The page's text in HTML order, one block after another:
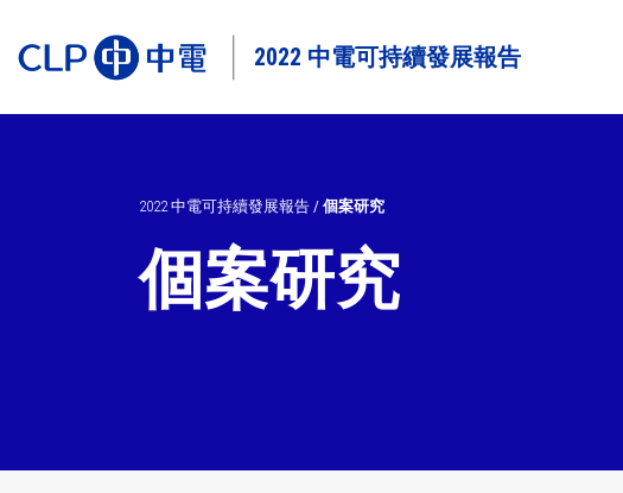
2022 中電可持續發展報告
2022 中電可持續發展報告 / 個案研究
個案研究